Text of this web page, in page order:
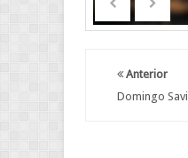
Anterior
Domingo